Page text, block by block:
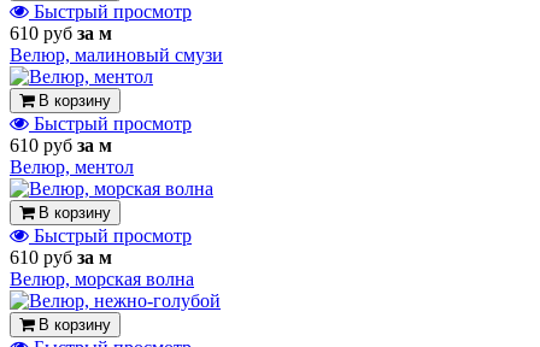
Быстрый просмотр
610 руб за м
Велюр, малиновый смузи
В корзину
Быстрый просмотр
610 руб за м
Велюр, ментол
В корзину
Быстрый просмотр
610 руб за м
Велюр, морская волна
В корзину